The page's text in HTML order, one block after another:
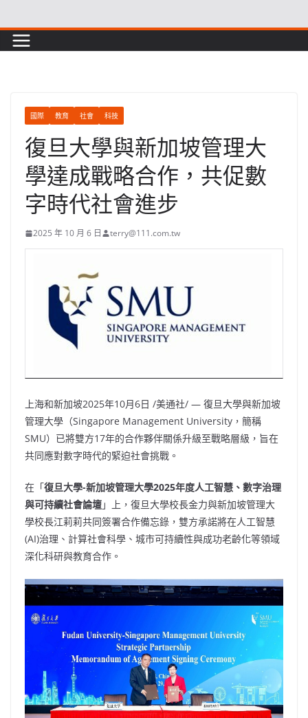
to
content
國際 教育 社會 科技
復旦大學與新加坡管理大
學達成戰略合作，共促數
字時代社會進步
2025 年 10 月 6 日 terry@111.com.tw
上海和新加坡2025年10月6日 /美通社/ — 復旦大學與新加坡
管理大學（Singapore Management University，簡稱
SMU）已將雙方17年的合作夥伴關係升級至戰略層級，旨在
共同應對數字時代的緊迫社會挑戰。
在 「復旦大學-新加坡管理大學2025年度人工智慧、數字治理
與可持續社會論壇」
上，復旦大學校長金力與新加坡管理大
學校長江莉莉共同簽署合作備忘錄，雙方承諾將在人工智慧
(AI)治理、計算社會科學、城市可持續性與成功老齡化等領域
深化科研與教育合作。